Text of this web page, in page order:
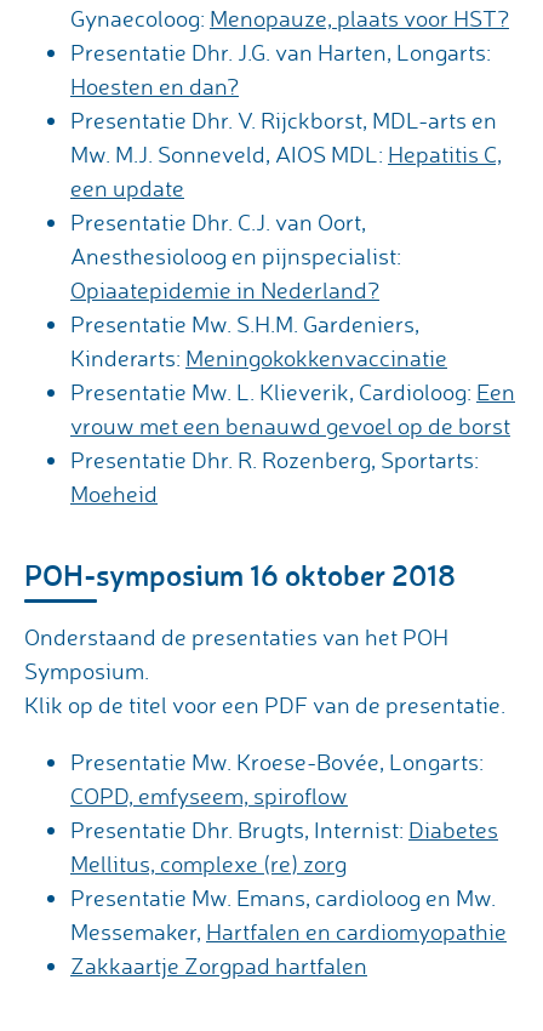
Gynaecoloog: Menopauze, plaats voor HST?
Presentatie Dhr. J.G. van Harten, Longarts:
Hoesten en dan?
Presentatie Dhr. V. Rijckborst, MDL-arts en
Mw. M.J. Sonneveld, AIOS MDL: Hepatitis C,
een update
Presentatie Dhr. C.J. van Oort,
Anesthesioloog en pijnspecialist:
Opiaatepidemie in Nederland?
Presentatie Mw. S.H.M. Gardeniers,
Kinderarts: Meningokokkenvaccinatie
Presentatie Mw. L. Klieverik, Cardioloog: Een
vrouw met een benauwd gevoel op de borst
Presentatie Dhr. R. Rozenberg, Sportarts:
Moeheid
POH-symposium 16 oktober 2018
Onderstaand de presentaties van het POH
Symposium.
Klik op de titel voor een PDF van de presentatie.
Presentatie Mw. Kroese-Bovée, Longarts:
COPD, emfyseem, spiroflow
Presentatie Dhr. Brugts, Internist: Diabetes
Mellitus, complexe (re) zorg
Presentatie Mw. Emans, cardioloog en Mw.
Messemaker, Hartfalen en cardiomyopathie
Zakkaartje Zorgpad hartfalen